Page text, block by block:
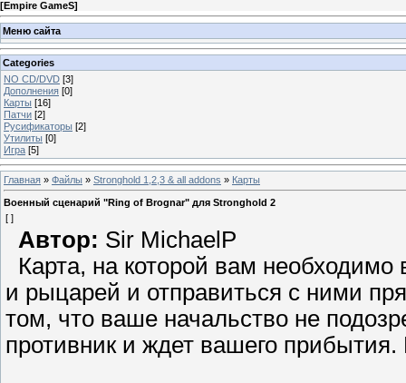
[Empire GameS]
Меню сайта
Categories
NO CD/DVD [3]
Дополнения [0]
Карты [16]
Патчи [2]
Русификаторы [2]
Утилиты [0]
Игра [5]
Главная » Файлы » Stronghold 1,2,3 & all addons » Карты
Военный сценарий "Ring of Brognar" для Stronghold 2
[ ]
Автор: Sir MichaelP
Карта, на которой вам необходимо
и рыцарей и отправиться с ними
том, что ваше начальство не
противник и ждет вашего